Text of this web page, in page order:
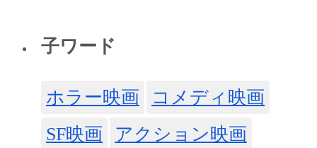
子ワード
ホラー映画
コメディ映画
SF映画
アクション映画